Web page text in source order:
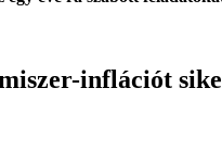
inflációt